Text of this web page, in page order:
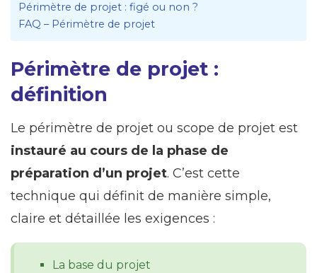
Périmètre de projet : figé ou non ?
FAQ – Périmètre de projet
Périmètre de projet :
définition
Le périmètre de projet ou scope de projet est
instauré au cours de la phase de
préparation d’un projet. C’est cette
technique qui définit de manière simple,
claire et détaillée les exigences :
La base du projet